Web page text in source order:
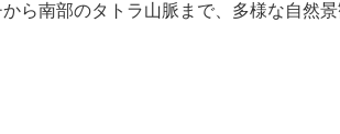
ら南部のタトラ山脈まで、多様な自然景